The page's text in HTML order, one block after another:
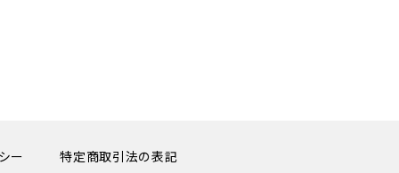
ー 特定商取引法の表記